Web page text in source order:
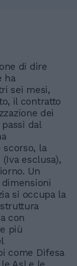
di dire
ha
sei mesi,
il contratto
dei
dal
scorso, la
esclusa),
Un
si occupa la
con
più
come Difesa